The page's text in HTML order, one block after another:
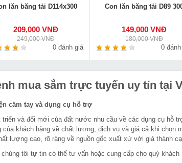
lăn băng tải D114x300
209,000 VNĐ
249,000 VNĐ
0 đánh giá
Con lăn băng tải D89
149,000 VNĐ
180,000 VNĐ
0
mua sắm trực tuyến uy tín tại
cầm tay và dụng cụ hỗ trợ
triển và đổi mới của đất nước nhu cầu về các dụng cụ
khách hàng về chất lượng, dịch vụ và giá cả khi chọn
lượng cao, rõ ràng về nguồn gốc xuất xứ với giá thành
tôi tự tin có thể tư vấn hoặc cung cấp cho quý